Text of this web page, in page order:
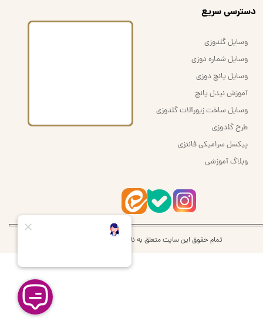
تمام حقوق این سایت متعلق به نام اُرشُمی | orshomi می‌باشد.
​دسترسی سریع
وسایل گلدوزی
وسایل شماره دوزی
وسایل پانچ دوزی
آموزش نیدل پانچ
وسایل ساخت زیورآلات گلدوزی
طرح گلدوزی
پیکسل سرامیکی فانتزی
وبلاگ آموزشی